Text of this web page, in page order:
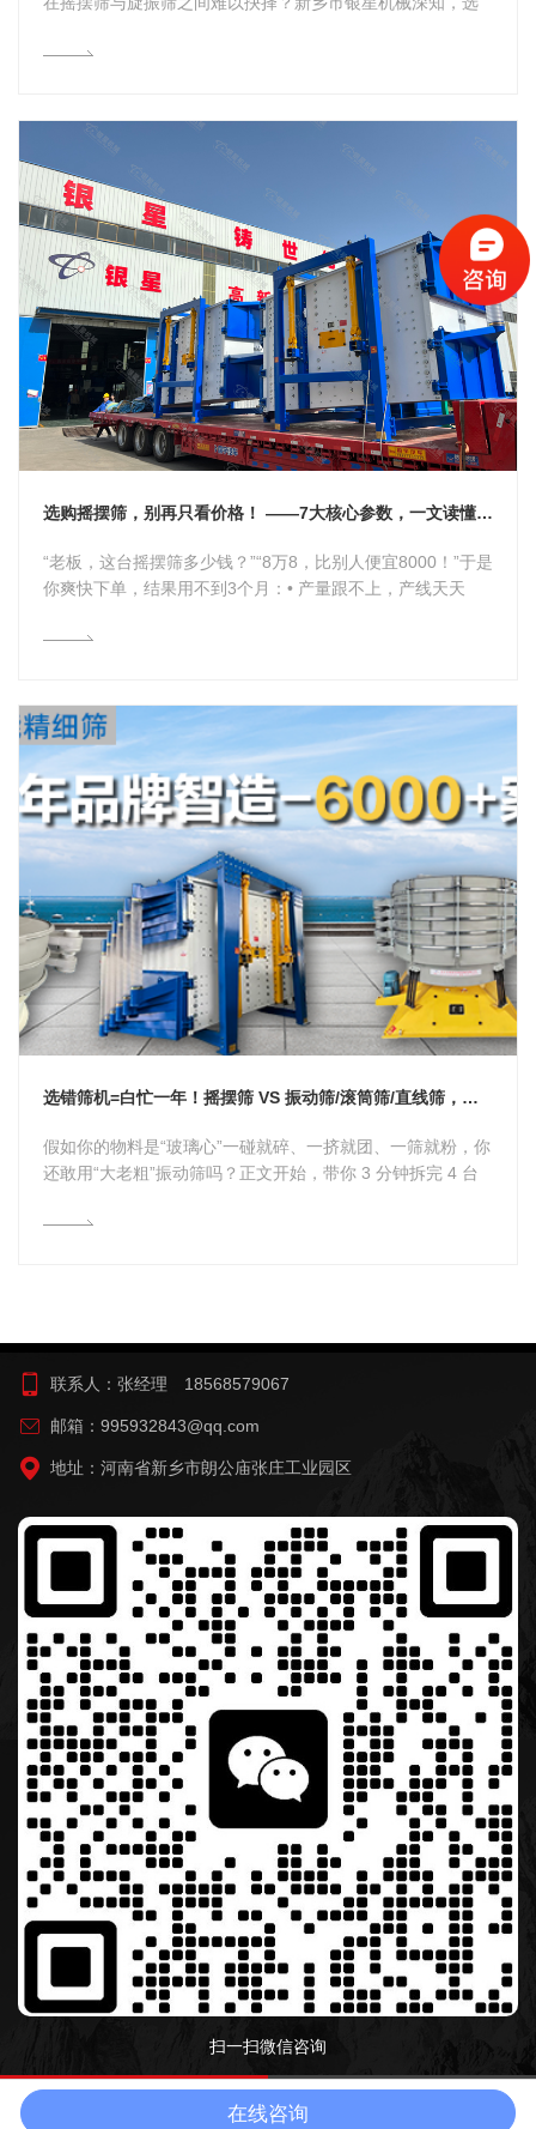
选购摇摆筛，别再只看价格！ ——7大核心参数，一文读懂不踩坑
“老板，这台摇摆筛多少钱？”“8万8，比别人便宜8000！”于是
你爽快下单，结果用不到3个月：• 产量跟不上，产线天天
选错筛机=白忙一年！摇摆筛 VS 振动筛/滚筒筛/直线筛，看谁是你的“Mr. Right”
假如你的物料是“玻璃心”一碰就碎、一挤就团、一筛就粉，你
还敢用“大老粗”振动筛吗？正文开始，带你 3 分钟拆完 4 台
联系人：张经理 18568579067
邮箱：995932843@qq.com
地址：河南省新乡市朗公庙张庄工业园区
扫一扫微信咨询
在线咨询